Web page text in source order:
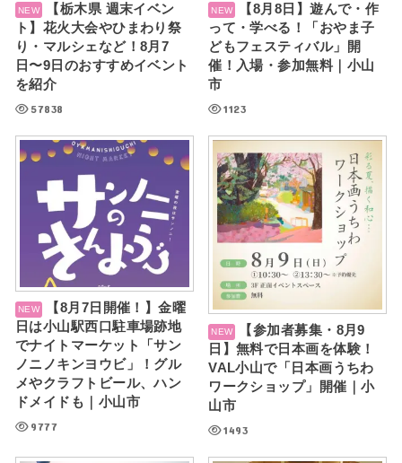
【栃木県 週末イベン
ト】花火大会やひまわり祭
り・マルシェなど！8月7
日〜9日のおすすめイベント
を紹介
57838
【8月8日】遊んで・作
って・学べる！「おやま子
どもフェスティバル」開
催！入場・参加無料｜小山
市
1123
【8月7日開催！】金曜
日は小山駅西口駐車場跡地
でナイトマーケット「サン
ノニノキンヨウビ」！グル
メやクラフトビール、ハン
ドメイドも｜小山市
9777
【参加者募集・8月9
日】無料で日本画を体験！
VAL小山で「日本画うちわ
ワークショップ」開催｜小
山市
1493